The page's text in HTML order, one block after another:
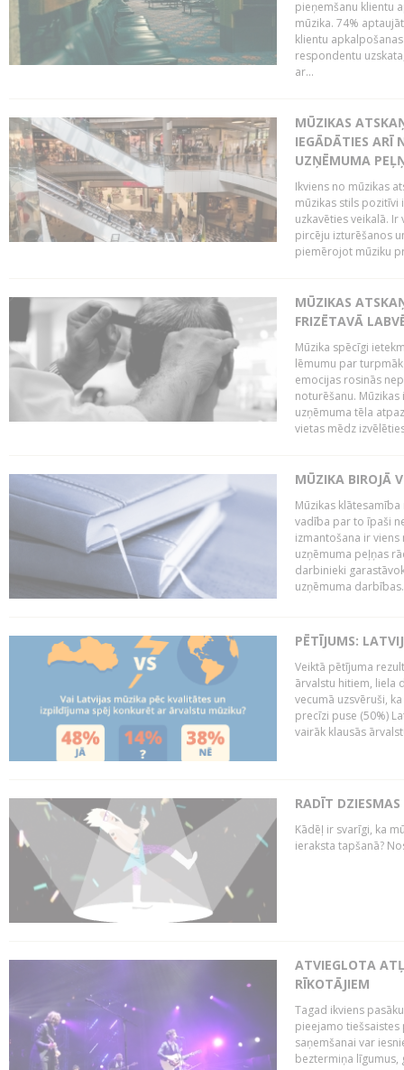
pieņemšanu klientu
mūzika. 74%
klientu
respondentu
ar...
MŪZIKAS
IEGĀDĀTIES ARĪ
UZŅĒMUMA
Ikviens no mūzikas
mūzikas stils pozitīvi
uzkavēties veikalā.
pircēju izturēšanos
piemērojot mūziku
MŪZIKAS
FRIZĒTAVĀ
Mūzika spēcīgi
lēmumu par
emocijas rosinās
noturēšanu.
uzņēmuma tēla
vietas mēdz
MŪZIKA BIROJĀ
Mūzikas
vadība par to īpaši
izmantošana ir
uzņēmuma peļņas
darbinieki
uzņēmuma
PĒTĪJUMS:
Veiktā pētījuma
ārvalstu hitiem, liela
vecumā uzsvēruši,
precīzi puse (50%)
vairāk klausās
RADĪT
Kādēļ ir svarīgi, ka
ieraksta tapšanā?
ATVIEGLOTA
RĪKOTĀJIEM
Tagad ikviens
pieejamo tiešsaistes
saņemšanai var
beztermiņa līgumus,